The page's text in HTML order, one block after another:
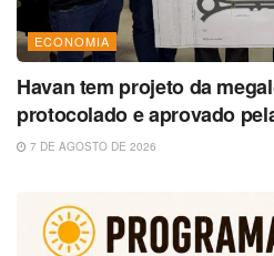
ECONOMIA
Havan tem projeto da
protocolado e aprovado
7 DE AGOSTO DE 2026